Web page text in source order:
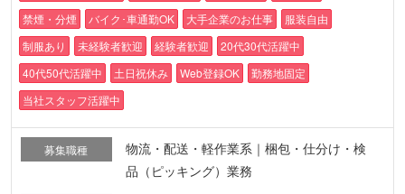
禁煙・分煙
バイク･車通勤OK 大手企業のお仕事
服装自由
制服あり
未経験者歓迎 経験者歓迎
20代30代活躍中
40代50代活躍中
土日祝休み Web登録OK
勤務地固定
当社スタッフ活躍中
募集職種
物流・配送・軽作業系｜梱包・仕分け・検
品（ピッキング）業務